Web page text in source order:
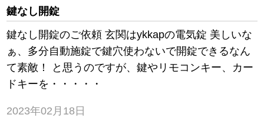
鍵なし開錠
鍵なし開錠のご依頼 玄関はykkapの電気錠 美しいな
ぁ、多分自動施錠で鍵穴使わないで開錠できるなん
て素敵！ と思うのですが、鍵やリモコンキー、カー
ドキーを・・・・・
2023年02月18日